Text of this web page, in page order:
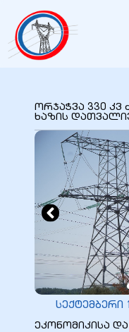
ორჯაჭვა 330 კვ
ხაზის
სექტემბერი
ეკონომიკისა